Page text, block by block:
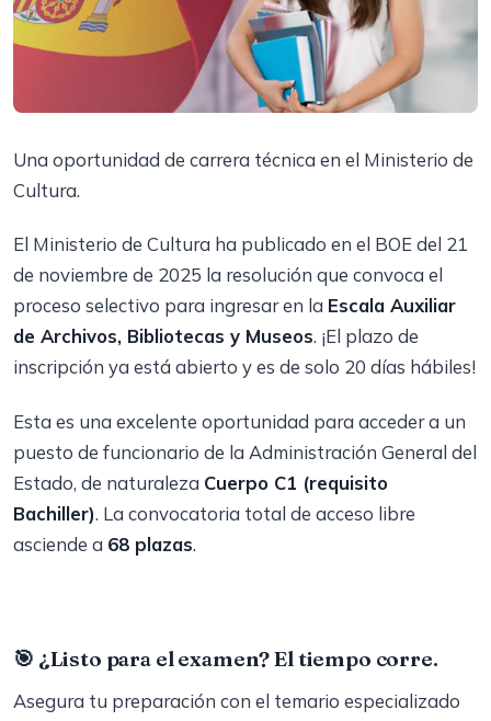
Una oportunidad de carrera técnica en el Ministerio de
Cultura.
El Ministerio de Cultura ha publicado en el BOE del 21
de noviembre de 2025 la resolución que convoca el
proceso selectivo para ingresar en la Escala Auxiliar
de Archivos, Bibliotecas y Museos. ¡El plazo de
inscripción ya está abierto y es de solo 20 días hábiles!
Esta es una excelente oportunidad para acceder a un
puesto de funcionario de la Administración General del
Estado, de naturaleza Cuerpo C1 (requisito
Bachiller). La convocatoria total de acceso libre
asciende a 68 plazas.
🎯 ¿Listo para el examen? El tiempo corre.
Asegura tu preparación con el temario especializado